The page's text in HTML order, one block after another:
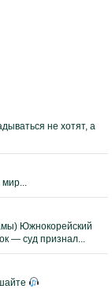
не хотят, а
Южнокорейский
— суд признал...